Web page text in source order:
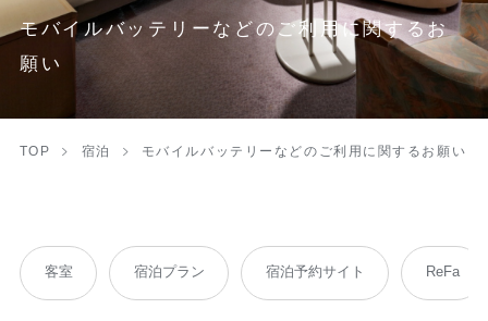
モバイルバッテリーなどのご利用に関するお
願い
TOP 宿泊 モバイルバッテリーなどのご利用に関するお願い
客室 宿泊プラン 宿泊予約サイト ReFa